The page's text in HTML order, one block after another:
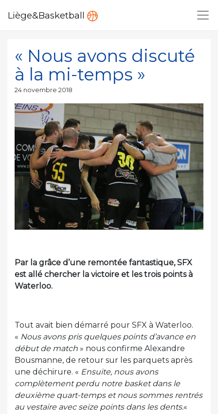
Liège&Basketball
« Nous avons discuté
à la mi-temps »
Publié
24 novembre 2018
Par la grâce d’une remontée fantastique, SFX
est allé chercher la victoire et les trois points à
Waterloo.
Tout avait bien démarré pour SFX à Waterloo.
« Nous avons pris quelques points d’avance en
début de match » nous confirme Alexandre
Bousmanne, de retour sur les parquets après
une déchirure. « Ensuite, nous avons
complètement perdu notre basket dans le
deuxième quart-temps et nous sommes rentrés
au vestaire avec seize points dans les dents.«